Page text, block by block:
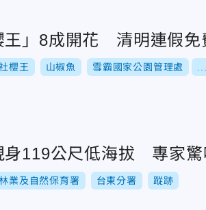
王」8成開花 清明連假免
櫻王 山椒魚 雪霸國家公園管理處
身119公尺低海拔 專家驚
業及自然保育署 台東分署 蹤跡